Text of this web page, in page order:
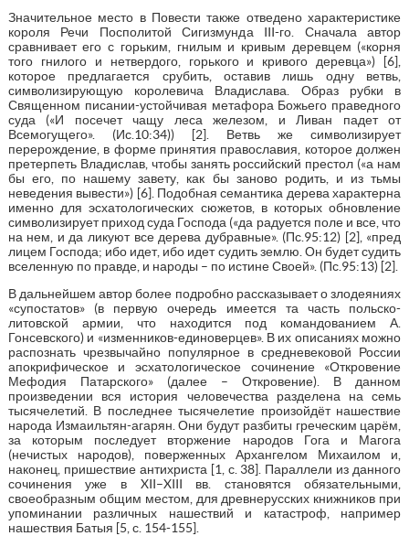
Значительное место в Повести также отведено характеристике
короля Речи Посполитой Сигизмунда III-го. Сначала автор
сравнивает его с горьким, гнилым и кривым деревцем («корня
того гнилого и нетвердого, горького и кривого деревца») [6],
которое предлагается срубить, оставив лишь одну ветвь,
символизирующую королевича Владислава. Образ рубки в
Священном писании-устойчивая метафора Божьего праведного
суда («И посечет чащу леса железом, и Ливан падет от
Всемогущего». (Ис.10:34)) [2]. Ветвь же символизирует
перерождение, в форме принятия православия, которое должен
претерпеть Владислав, чтобы занять российский престол («а нам
бы его, по нашему завету, как бы заново родить, и из тьмы
неведения вывести») [6]. Подобная семантика дерева характерна
именно для эсхатологических сюжетов, в которых обновление
символизирует приход суда Господа («да радуется поле и все, что
на нем, и да ликуют все дерева дубравные». (Пс.95:12) [2], «пред
лицем Господа; ибо идет, ибо идет судить землю. Он будет судить
вселенную по правде, и народы – по истине Своей». (Пс.95:13) [2].
В дальнейшем автор более подробно рассказывает о злодеяниях
«супостатов» (в первую очередь имеется та часть польско-
литовской армии, что находится под командованием А.
Гонсевского) и «изменников-единоверцев». В их описаниях можно
распознать чрезвычайно популярное в средневековой России
апокрифическое и эсхатологическое сочинение «Откровение
Мефодия Патарского» (далее – Откровение). В данном
произведении вся история человечества разделена на семь
тысячелетий. В последнее тысячелетие произойдёт нашествие
народа Измаильтян-агарян. Они будут разбиты греческим царём,
за которым последует вторжение народов Гога и Магога
(нечистых народов), поверженных Архангелом Михаилом и,
наконец, пришествие антихриста [1, с. 38]. Параллели из данного
сочинения уже в XII–XIII вв. становятся обязательными,
своеобразным общим местом, для древнерусских книжников при
упоминании различных нашествий и катастроф, например
нашествия Батыя [5, с. 154-155].